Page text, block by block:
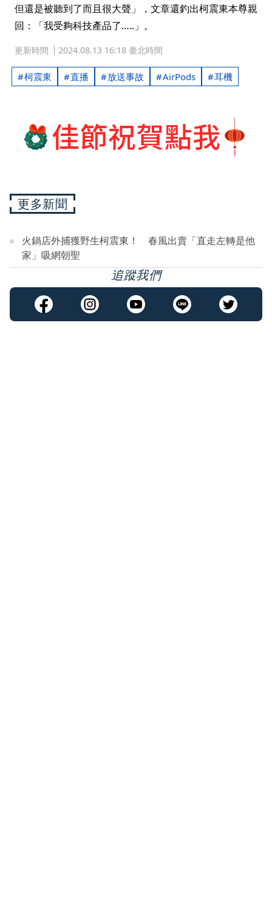
但還是被聽到了而且很大聲」，文章還釣出柯震東本尊親
回：「我受夠科技產品了…..」。
更新時間 2024.08.13 16:18 臺北時間
柯震東 直播 放送事故 AirPods 耳機
更多新聞
火鍋店外捕獲野生柯震東！ 春風出賣「直走左轉是他
家」吸網朝聖
追蹤我們